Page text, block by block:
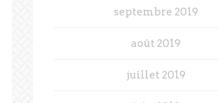
septembre 2019
août 2019
juillet 2019